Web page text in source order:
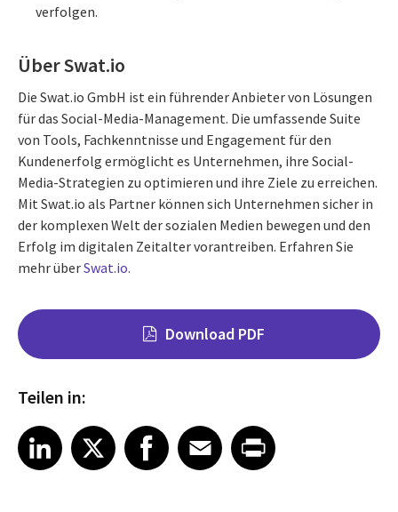
verfolgen.
Über Swat.io
Die Swat.io GmbH ist ein führender Anbieter von Lösungen
für das Social-Media-Management. Die umfassende Suite
von Tools, Fachkenntnisse und Engagement für den
Kundenerfolg ermöglicht es Unternehmen, ihre Social-
Media-Strategien zu optimieren und ihre Ziele zu erreichen.
Mit Swat.io als Partner können sich Unternehmen sicher in
der komplexen Welt der sozialen Medien bewegen und den
Erfolg im digitalen Zeitalter vorantreiben. Erfahren Sie
mehr überSwat.io.
Download PDF
Teilen in:
Share on LinkedIn
LinkedIn
Share on X Share on FacebookFacebook
Share on EmailEmailShare on Print